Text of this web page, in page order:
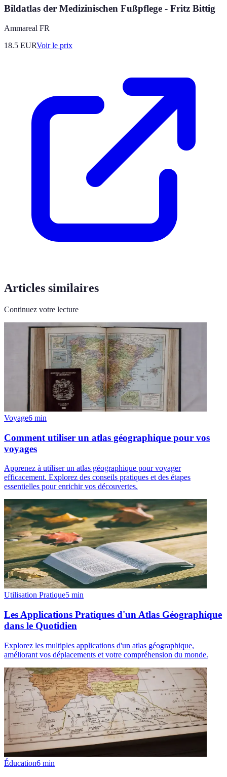
Bildatlas der Medizinischen Fußpflege - Fritz Bittig
Ammareal FR
18.5 EURVoir le prix
Articles similaires
Continuez votre lecture
Voyage6 min
Comment utiliser un atlas géographique pour vos
voyages
Apprenez à utiliser un atlas géographique pour voyager
efficacement. Explorez des conseils pratiques et des étapes
essentielles pour enrichir vos découvertes.
Utilisation Pratique5 min
Les Applications Pratiques d'un Atlas Géographique
dans le Quotidien
Explorez les multiples applications d'un atlas géographique,
améliorant vos déplacements et votre compréhension du monde.
Éducation6 min